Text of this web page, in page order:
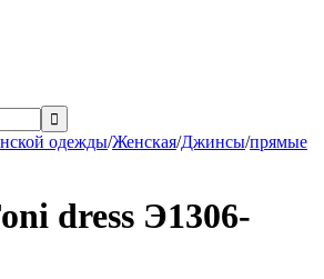

одежды/Женская/Джинсы/прямые
dress Э1306-